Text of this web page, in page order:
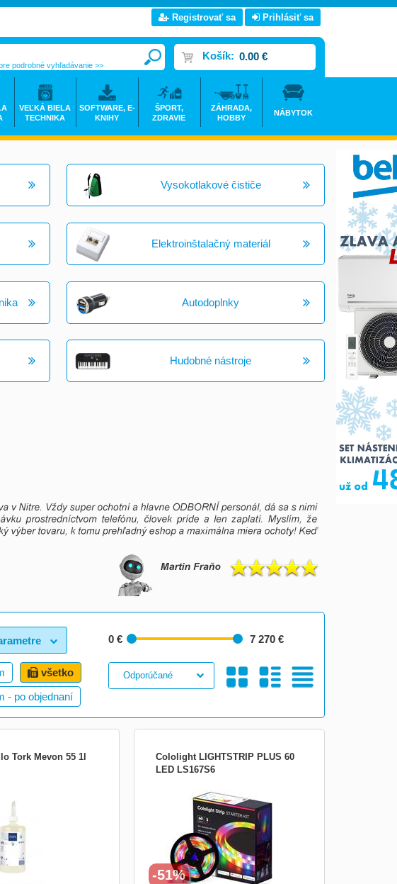
Vysokotlakové čističe
Elektroinštalačný materiál
Autodoplnky
Hudobné nástroje
0 € 7 270 €
Obrázkami
všetko
- po objednaní
Tork Mevon 55 1l
které nabízejí
tekutá mýdla Tork jsou
vysoké kvality a poskytují
efektivnost díky nižší
jsou krémov
Cololight LIGHTSTRIP PLUS 60
LED LS167S6
Pruhové svetlá Cololight fungujú s Apple
HomeKit, lanové svetlo WiFi 2,4 GHz
kompatibilné so Siri, Alexa, Google
Assistant, diaľkovým ovládačom Music
Sync Remote, 6,6 stôp / 2 M páska SMD
5050 RGB, 60LED / M SILNÉ
SAMOLEPIACE A FAREBNÉ: Pruhové
svetlá...
-51%
Registrovať sa Prihlásiť sa
Košík: 0.00 €
podrobné vyhľadávanie >>
VEĽKÁ BIELA
TECHNIKA
SOFTWARE, E-
KNIHY
ŠPORT,
ZDRAVIE
ZÁHRADA,
HOBBY
NÁBYTOK